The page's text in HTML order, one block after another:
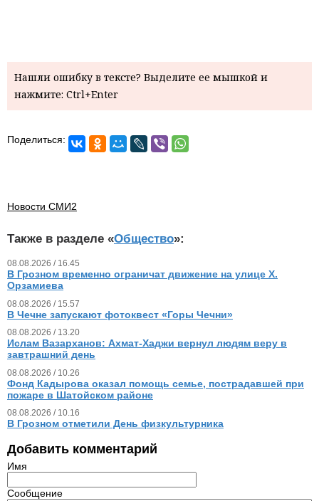
Нашли ошибку в тексте? Выделите ее мышкой и
нажмите: Ctrl+Enter
Поделиться:
Новости СМИ2
Также в разделе «Общество»:
08.08.2026 / 16.45
В Грозном временно ограничат движение на улице Х.
Орзамиева
08.08.2026 / 15.57
В Чечне запускают фотоквест «Горы Чечни»
08.08.2026 / 13.20
Ислам Вазарханов: Ахмат-Хаджи вернул людям веру в
завтрашний день
08.08.2026 / 10.26
Фонд Кадырова оказал помощь семье, пострадавшей при
пожаре в Шатойском районе
08.08.2026 / 10.16
В Грозном отметили День физкультурника
Добавить комментарий
Имя
Сообщение